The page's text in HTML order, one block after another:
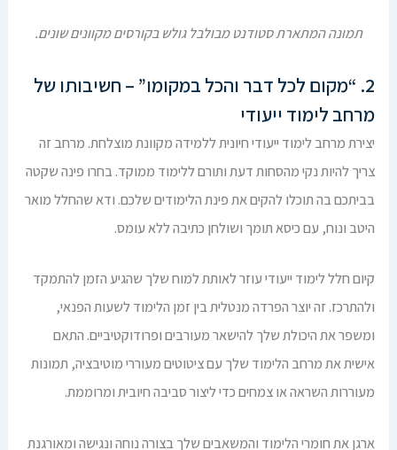
תמונה המתארת סטודנט מבולבל גולש בקורסים מקוונים שונים.
2. “מקום לכל דבר והכל במקומו” – חשיבותו של
מרחב לימוד ייעודי
יצירת מרחב לימוד ייעודי חיונית ללמידה מקוונת מוצלחת. מרחב זה
צריך להיות נקי מהסחות דעת ותורם ללימוד ממוקד. בחרו פינה שקטה
בביתכם בה תוכלו להקים את פינת הלימודים שלכם. ודא שהחלל מואר
היטב ונוח, עם כיסא תומך ושולחן כתיבה ללא עומס.
קיום חלל לימוד ייעודי עוזר לאותת למוח שלך שהגיע הזמן להתמקד
ולהתרכז. זה יוצר הפרדה מנטלית בין זמן הלימוד לשעות הפנאי,
ומשפר את היכולת שלך להישאר מעורבים ופרודוקטיביים. התאם
אישית את מרחב הלימוד שלך עם ציטוטים מעוררי מוטיבציה, תמונות
מעוררות השראה או צמחים כדי ליצור סביבה חיובית ומרוממת.
ארגן את חומרי הלימוד והמשאבים שלך בצורה נוחה ונגישה ומאורגנת